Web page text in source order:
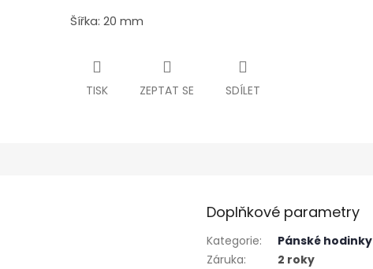
Šířka: 20 mm
TISK ZEPTAT SE SDÍLET
Doplňkové parametry
Kategorie:
Pánské hodinky
Záruka:
2 roky